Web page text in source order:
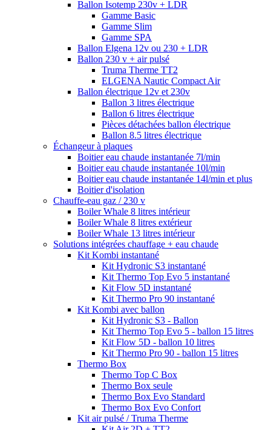
Ballon Isotemp 230v + LDR
Gamme Basic
Gamme Slim
Gamme SPA
Ballon Elgena 12v ou 230 + LDR
Ballon 230 v + air pulsé
Truma Therme TT2
ELGENA Nautic Compact Air
Ballon électrique 12v et 230v
Ballon 3 litres électrique
Ballon 6 litres électrique
Pièces détachées ballon électrique
Ballon 8.5 litres électrique
Échangeur à plaques
Boitier eau chaude instantanée 7l/min
Boitier eau chaude instantanée 10l/min
Boitier eau chaude instantanée 14l/min et plus
Boitier d'isolation
Chauffe-eau gaz / 230 v
Boiler Whale 8 litres intérieur
Boiler Whale 8 litres extérieur
Boiler Whale 13 litres intérieur
Solutions intégrées chauffage + eau chaude
Kit Kombi instantané
Kit Hydronic S3 instantané
Kit Thermo Top Evo 5 instantané
Kit Flow 5D instantané
Kit Thermo Pro 90 instantané
Kit Kombi avec ballon
Kit Hydronic S3 - Ballon
Kit Thermo Top Evo 5 - ballon 15 litres
Kit Flow 5D - ballon 10 litres
Kit Thermo Pro 90 - ballon 15 litres
Thermo Box
Thermo Top C Box
Thermo Box seule
Thermo Box Evo Standard
Thermo Box Evo Confort
Kit air pulsé / Truma Therme